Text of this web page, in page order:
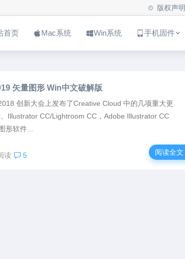
版权声明
首页 Mac系统 Win系统 手机固件
矢量图形 Win中文破解版
创新大会上发布了Creative Cloud 中的几项重大更
Illustrator CC/Lightroom CC，Adobe Illustrator CC
形软件...
读 5 阅读全文